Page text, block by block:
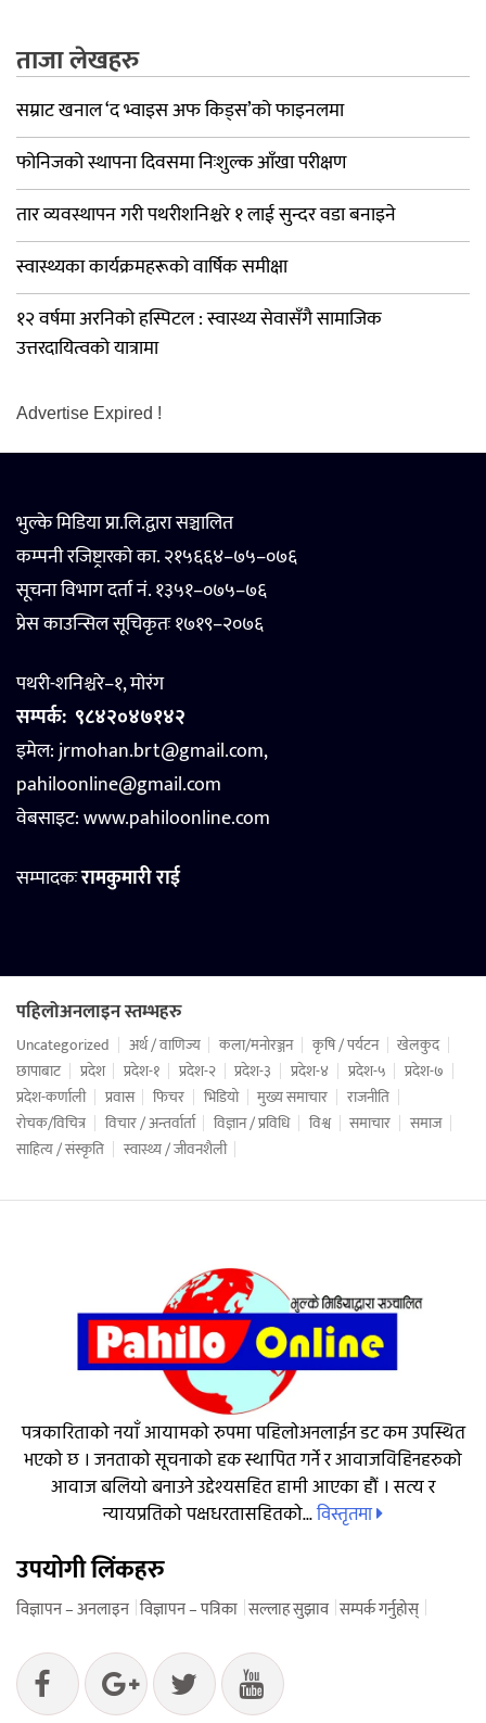
ताजा लेखहरु
सम्राट खनाल ‘द भ्वाइस अफ किड्स’को फाइनलमा
फोनिजको स्थापना दिवसमा निःशुल्क आँखा परीक्षण
तार व्यवस्थापन गरी पथरीशनिश्चरे १ लाई सुन्दर वडा बनाइने
स्वास्थ्यका कार्यक्रमहरूको वार्षिक समीक्षा
१२ वर्षमा अरनिको हस्पिटल : स्वास्थ्य सेवासँगै सामाजिक
उत्तरदायित्वको यात्रामा
Advertise Expired !
भुल्के मिडिया प्रा.लि.द्वारा सञ्चालित
कम्पनी रजिष्ट्रारको का. २१५६६४–७५–०७६
सूचना विभाग दर्ता नं. १३५१–०७५–७६
प्रेस काउन्सिल सूचिकृतः १७१९–२०७६
पथरी-शनिश्चरे–१, मोरंग
सम्पर्क: ९८४२०४७१४२
इमेल: jrmohan.brt@gmail.com,
pahiloonline@gmail.com
वेबसाइट:www.pahiloonline.com
सम्पादकःरामकुमारी राई
पहिलोअनलाइन स्तम्भहरु
Uncategorized अर्थ / वाणिज्य कला/मनोरञ्जन कृषि / पर्यटन
खेलकुद
छापाबाट
प्रदेश प्रदेश-१ प्रदेश-२ प्रदेश-३ प्रदेश-४ प्रदेश-५
प्रदेश-७
प्रदेश-कर्णाली
प्रवास फिचर भिडियो मुख्य समाचार
राजनीति
रोचक/विचित्र
विचार / अन्तर्वार्ता विज्ञान / प्रविधि विश्व समाचार
समाज
साहित्य / संस्कृति
स्वास्थ्य / जीवनशैली
पत्रकारिताको नयाँ आयामको रुपमा पहिलोअनलाईन डट कम उपस्थित
भएको छ । जनताको सूचनाको हक स्थापित गर्ने र आवाजविहिनहरुको
आवाज बलियो बनाउने उद्देश्यसहित हामी आएका हौं । सत्य र
न्यायप्रतिको पक्षधरतासहितको...विस्तृतमा
उपयोगी लिंकहरु
विज्ञापन – अनलाइन विज्ञापन – पत्रिका सल्लाह सुझाव सम्पर्क गर्नुहोस्